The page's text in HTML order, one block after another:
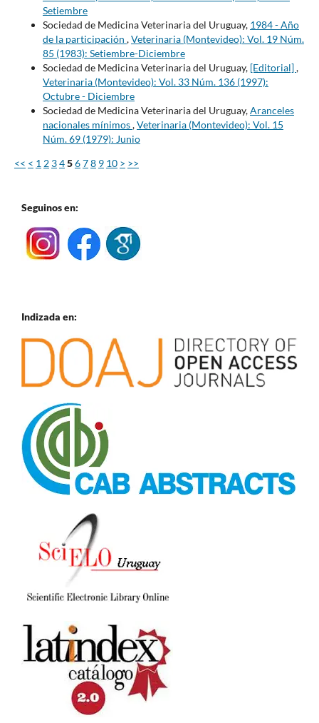
Setiembre
Sociedad de Medicina Veterinaria del Uruguay, 1984 - Año
de la participación ,Veterinaria (Montevideo): Vol. 19 Núm.
85 (1983): Setiembre-Diciembre
Sociedad de Medicina Veterinaria del Uruguay, [Editorial],
Veterinaria (Montevideo): Vol. 33 Núm. 136 (1997):
Octubre - Diciembre
Sociedad de Medicina Veterinaria del Uruguay,Aranceles
nacionales mínimos,Veterinaria (Montevideo): Vol. 15
Núm. 69 (1979): Junio
<< < 1 2 345678 9 10 > >>
Seguinos en:
Indizada en: